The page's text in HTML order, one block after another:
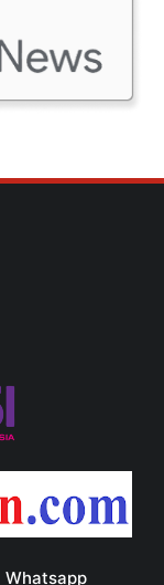
Whatsapp